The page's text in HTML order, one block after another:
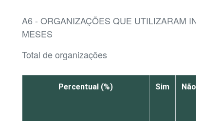
A6 - ORGANIZAÇÕES QUE UTILIZARAM
MESES
Total de organizações
Percentual (%) Sim Não